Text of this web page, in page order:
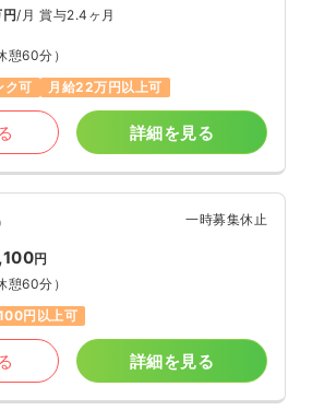
/月 賞与2.4ヶ月
憩60分）
ク可 月給22万円以上可
詳細を見る
一時募集休止
円
憩60分）
円以上可
詳細を見る